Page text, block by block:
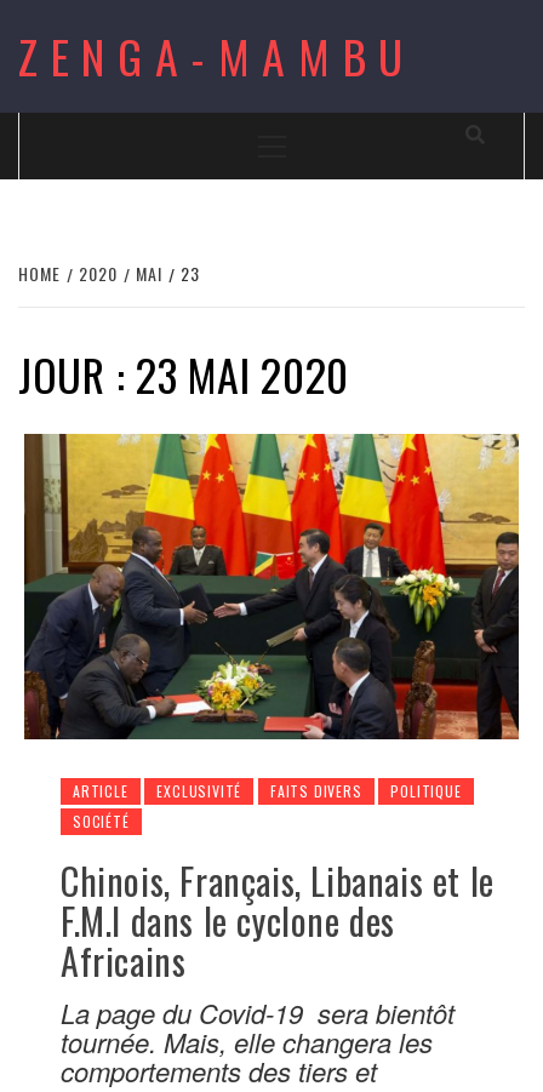
content
ZENGA-MAMBU
HOME 2020 MAI 23
JOUR : 23 MAI 2020
ARTICLE EXCLUSIVITÉ FAITS DIVERS
POLITIQUE
SOCIÉTÉ
Chinois, Français, Libanais et le
F.M.I dans le cyclone des
Africains
La page du Covid-19 sera bientôt
tournée. Mais, elle changera les
comportements des tiers et